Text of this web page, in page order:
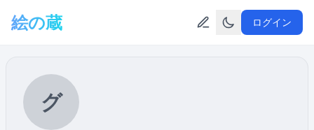
絵の蔵 ログイン
グ